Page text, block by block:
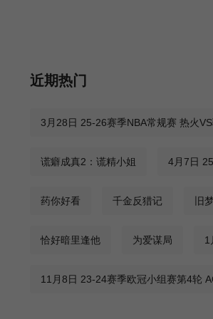
近期热门
3月28日 25-26赛季NBA常规赛 热火
谎癖成真2：谎精小姐 4月7日
药你好看 千金反猎记 旧
恰好暗里逢他 为爱谋局 1
11月8日 23-24赛季欧冠小组赛第4轮